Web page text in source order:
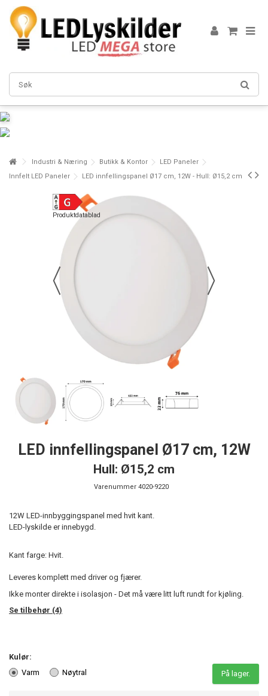
Industri & Næring Butikk & Kontor
LED Paneler
Innfelt LED Paneler
LED innfellingspanel Ø17 cm, 12W - Hull: Ø15,2 cm
Produktdatablad
LED innfellingspanel Ø17 cm, 12W
Hull: Ø15,2 cm
Varenummer 4020-9220
12W LED-innbyggingspanel med hvit kant.
LED-lyskilde er innebygd.
Kant farge: Hvit.
Leveres komplett med driver og fjærer.
Ikke monter direkte i isolasjon - Det må være litt luft rundt for kjøling.
Se tilbehør (4)
Kulør:
Varm
Nøytral På lager.